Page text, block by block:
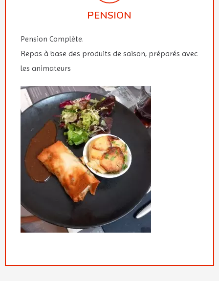
PENSION
Pension Complète.
Repas à base des produits de saison, préparés avec
les animateurs